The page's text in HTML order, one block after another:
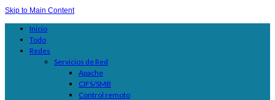
Skip to Main Content
Inicio
Todo
Redes
Servicios de Red
Apache
CIFS/SMB
Control remoto